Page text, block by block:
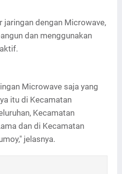
jaringan dengan Microwave,
dan menggunakan
Microwave saja yang
itu di Kecamatan
Kecamatan
dan di Kecamatan
jelasnya.